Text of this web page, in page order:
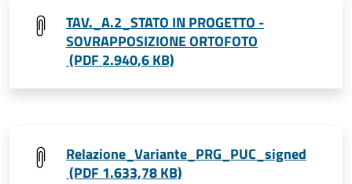
TAV._A.2_STATO IN PROGETTO -
SOVRAPPOSIZIONE ORTOFOTO
(PDF 2.940,6 KB)
Relazione_Variante_PRG_PUC_signed
(PDF 1.633,78 KB)